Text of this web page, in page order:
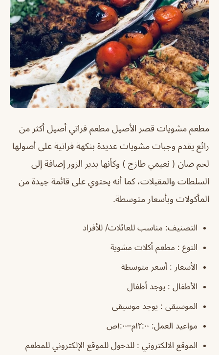
مطعم مشويات قصر الأصيل مطعم فراتي أصيل أكثر من
رائع يقدم وجبات مشويات عديدة بنكهة فراتية على أصولها
لحم ضان ( نعيمي طازج ) وكأنها بدير الزور إضافة إلى
السلطات والمقبلات، كما أنه يحتوي على قائمة جيدة من
المأكولات وبأسعار متوسطة.
التصنيف: مناسب للعائلات/ للأفراد
النوع : مطعم أكلات مشوية
الأسعار : أسعر متوسطة
الأطفال : يوجد أطفال
الموسيقى : يوجد موسيقى
مواعيد العمل: ١٢:٠٠م–١:٠٠ص
الموقع الالكتروني : للدخول للموقع الإلكتروني للمطعم